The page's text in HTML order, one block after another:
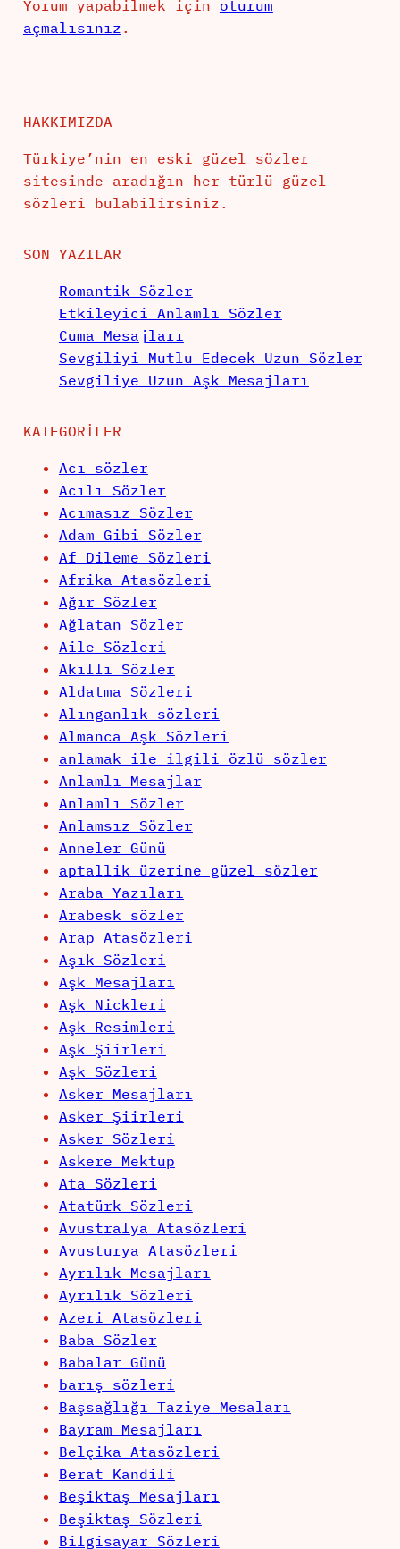
Yorum yapabilmek için oturum
açmalısınız .
HAKKIMIZDA
Türkiye’nin en eski güzel sözler
sitesinde aradığın her türlü güzel
sözleri bulabilirsiniz.
SON YAZILAR
Romantik Sözler
Etkileyici Anlamlı Sözler
Cuma Mesajları
Sevgiliyi Mutlu Edecek Uzun Sözler
Sevgiliye Uzun Aşk Mesajları
KATEGORILER
Acı sözler
Acılı Sözler
Acımasız Sözler
Adam Gibi Sözler
Af Dileme Sözleri
Afrika Atasözleri
Ağır Sözler
Ağlatan Sözler
Aile Sözleri
Akıllı Sözler
Aldatma Sözleri
Alınganlık sözleri
Almanca Aşk Sözleri
anlamak ile ilgili özlü sözler
Anlamlı Mesajlar
Anlamlı Sözler
Anlamsız Sözler
Anneler Günü
aptallik üzerine güzel sözler
Araba Yazıları
Arabesk sözler
Arap Atasözleri
Aşık Sözleri
Aşk Mesajları
Aşk Nickleri
Aşk Resimleri
Aşk Şiirleri
Aşk Sözleri
Asker Mesajları
Asker Şiirleri
Asker Sözleri
Askere Mektup
Ata Sözleri
Atatürk Sözleri
Avustralya Atasözleri
Avusturya Atasözleri
Ayrılık Mesajları
Ayrılık Sözleri
Azeri Atasözleri
Baba Sözler
Babalar Günü
barış sözleri
Başsağlığı Taziye Mesaları
Bayram Mesajları
Belçika Atasözleri
Berat Kandili
Beşiktaş Mesajları
Beşiktaş Sözleri
Bilgisayar Sözleri